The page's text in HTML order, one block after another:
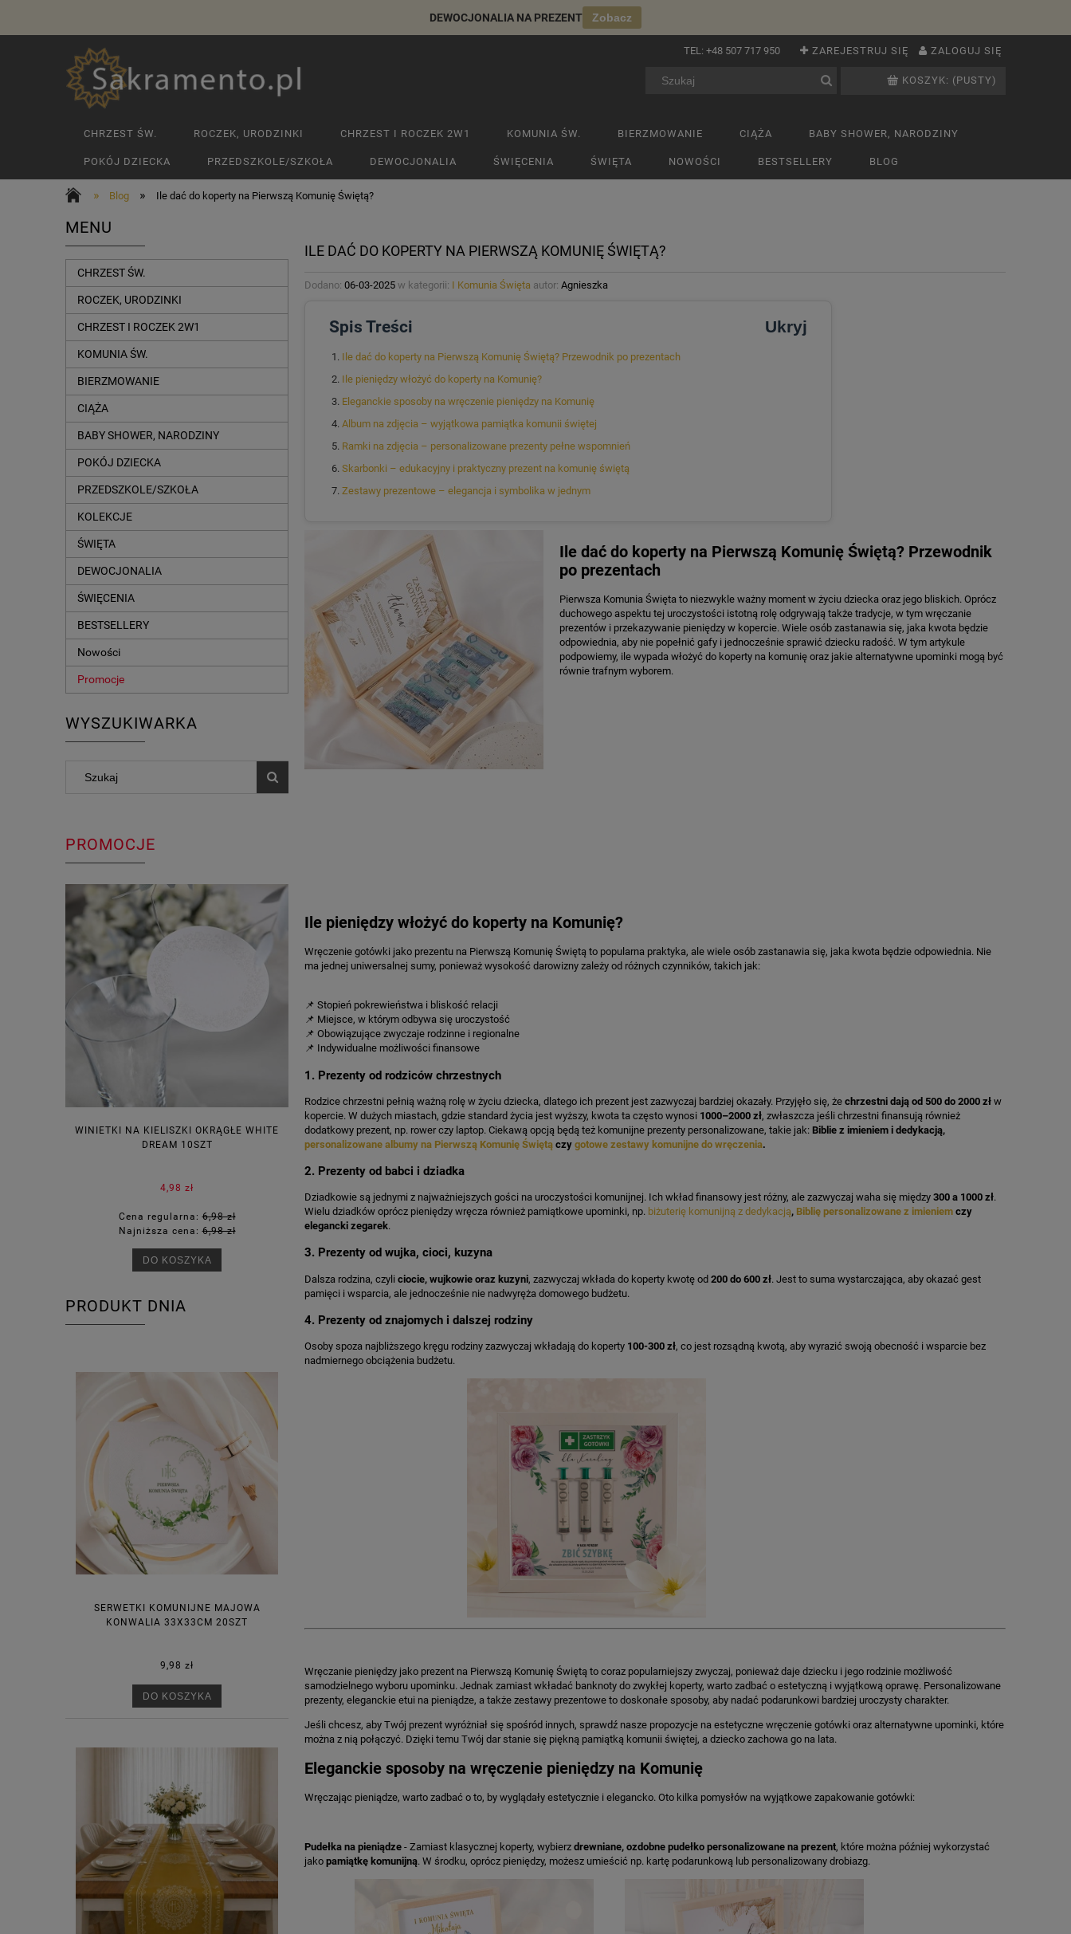
DEWOCJONALIA NA PREZENT Zobacz
ZAREJESTRUJ SIĘ ZALOGUJ SIĘ
TEL: +48 507 717 950
KOSZYK: (PUSTY)
CHRZEST ŚW. ROCZEK, URODZINKI CHRZEST I ROCZEK 2W1 KOMUNIA ŚW. BIERZMOWANIE CIĄŻA BABY SHOWER, NARODZINY
POKÓJ DZIECKA PRZEDSZKOLE/SZKOŁA DEWOCJONALIA ŚWIĘCENIA ŚWIĘTA NOWOŚCI BESTSELLERY BLOG
» Blog » Ile dać do koperty na Pierwszą Komunię Świętą?
MENU
CHRZEST ŚW.
ROCZEK, URODZINKI
CHRZEST I ROCZEK 2W1
KOMUNIA ŚW.
BIERZMOWANIE
CIĄŻA
BABY SHOWER, NARODZINY
POKÓJ DZIECKA
PRZEDSZKOLE/SZKOŁA
KOLEKCJE
ŚWIĘTA
DEWOCJONALIA
ŚWIĘCENIA
BESTSELLERY
Nowości
Promocje
WYSZUKIWARKA
PROMOCJE
WINIETKI NA KIELISZKI OKRĄGŁE WHITE
DREAM 10SZT
4,98 zł
Cena regularna:6,98 zł
Najniższa cena:6,98 zł
DO KOSZYKA
PUDEŁECZKA PODZIĘKOWANIE ZŁOTA
KORONKA KWADRAT 10SZT
Cena regularna:9,98 zł
Najniższa cena:
DO KOSZYKA
GIRLANDA BIAŁE PIÓRKA ZE ZŁOTEM
Cena regularna: 7,30 zł
PRODUKT DNIA
SERWETKI KOMUNIJNE MAJOWA
KONWALIA 33X33CM 20SZT
9,98 zł
DO KOSZYKA
ILE DAĆ DO KOPERTY NA PIERWSZĄ KOMUNIĘ ŚWIĘTĄ?
Dodano: 06-03-2025 w kategorii: I Komunia Święta autor: Agnieszka
Spis Treści Ukryj
Ile dać do koperty na Pierwszą Komunię Świętą? Przewodnik po prezentach
Ile pieniędzy włożyć do koperty na Komunię?
Eleganckie sposoby na wręczenie pieniędzy na Komunię
Album na zdjęcia – wyjątkowa pamiątka komunii świętej
Ramki na zdjęcia – personalizowane prezenty pełne wspomnień
Skarbonki – edukacyjny i praktyczny prezent na komunię świętą
Zestawy prezentowe – elegancja i symbolika w jednym
Ile dać do koperty na Pierwszą Komunię Świętą? Przewodnik
po prezentach
Pierwsza Komunia Święta to niezwykle ważny moment w życiu dziecka oraz jego bliskich. Oprócz
duchowego aspektu tej uroczystości istotną rolę odgrywają także tradycje, w tym wręczanie
prezentów i przekazywanie pieniędzy w kopercie. Wiele osób zastanawia się, jaka kwota będzie
odpowiednia, aby nie popełnić gafy i jednocześnie sprawić dziecku radość. W tym artykule
podpowiemy, ile wypada włożyć do koperty na komunię oraz jakie alternatywne upominki mogą być
równie trafnym wyborem.
Ile pieniędzy włożyć do koperty na Komunię?
Wręczenie gotówki jako prezentu na Pierwszą Komunię Świętą to popularna praktyka, ale wiele osób zastanawia się, jaka kwota będzie odpowiednia. Nie
ma jednej uniwersalnej sumy, ponieważ wysokość darowizny zależy od różnych czynników, takich jak:
📌 Stopień pokrewieństwa i bliskość relacji
📌 Miejsce, w którym odbywa się uroczystość
📌 Obowiązujące zwyczaje rodzinne i regionalne
📌 Indywidualne możliwości finansowe
1. Prezenty od rodziców chrzestnych
Rodzice chrzestni pełnią ważną rolę w życiu dziecka, dlatego ich prezent jest zazwyczaj bardziej okazały. Przyjęło się, że chrzestni dają od 500 do 2000 zł w
kopercie. W dużych miastach, gdzie standard życia jest wyższy, kwota ta często wynosi 1000–2000 zł, zwłaszcza jeśli chrzestni finansują również
dodatkowy prezent, np. rower czy laptop. Ciekawą opcją będą też komunijne prezenty personalizowane, takie jak: Biblie z imieniem i dedykacją,
personalizowane albumy na Pierwszą Komunię Świętą czy gotowe zestawy komunijne do wręczenia.
2. Prezenty od babci i dziadka
Dziadkowie są jednymi z najważniejszych gości na uroczystości komunijnej. Ich wkład finansowy jest różny, ale zazwyczaj waha się między 300 a 1000 zł.
Wielu dziadków oprócz pieniędzy wręcza również pamiątkowe upominki, np. biżuterię komunijną z dedykacją, Biblię personalizowane z imieniem czy
elegancki zegarek.
3. Prezenty od wujka, cioci, kuzyna
Dalsza rodzina, czyli ciocie, wujkowie oraz kuzyni, zazwyczaj wkłada do koperty kwotę od 200 do 600 zł. Jest to suma wystarczająca, aby okazać gest
pamięci i wsparcia, ale jednocześnie nie nadwyręża domowego budżetu.
4. Prezenty od znajomych i dalszej rodziny
Osoby spoza najbliższego kręgu rodziny zazwyczaj wkładają do koperty 100-300 zł, co jest rozsądną kwotą, aby wyrazić swoją obecność i wsparcie bez
nadmiernego obciążenia budżetu.
Wręczanie pieniędzy jako prezent na Pierwszą Komunię Świętą to coraz popularniejszy zwyczaj, ponieważ daje dziecku i jego rodzinie możliwość
samodzielnego wyboru upominku. Jednak zamiast wkładać banknoty do zwykłej koperty, warto zadbać o estetyczną i wyjątkową oprawę. Personalizowane
prezenty, eleganckie etui na pieniądze, a także zestawy prezentowe to doskonałe sposoby, aby nadać podarunkowi bardziej uroczysty charakter.
Jeśli chcesz, aby Twój prezent wyróżniał się spośród innych, sprawdź nasze propozycje na estetyczne wręczenie gotówki oraz alternatywne upominki, które
można z nią połączyć. Dzięki temu Twój dar stanie się piękną pamiątką komunii świętej, a dziecko zachowa go na lata.
Eleganckie sposoby na wręczenie pieniędzy na Komunię
Wręczając pieniądze, warto zadbać o to, by wyglądały estetycznie i elegancko. Oto kilka pomysłów na wyjątkowe zapakowanie gotówki:
Pudełka na pieniądze - Zamiast klasycznej koperty, wybierz drewniane, ozdobne pudełko personalizowane na prezent, które można później wykorzystać
jako pamiątkę komunijną. W środku, oprócz pieniędzy, możesz umieścić np. kartę podarunkową lub personalizowany drobiazg.